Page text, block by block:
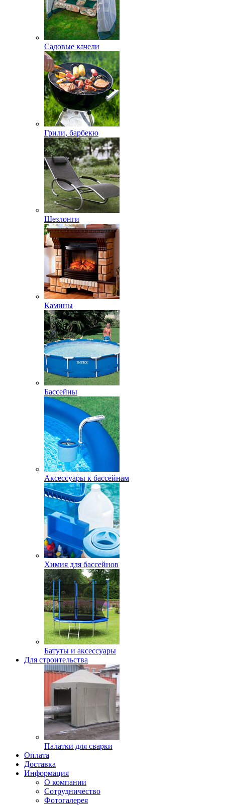
Садовые качели
Грили, барбекю
Шезлонги
Камины
Бассейны
Аксессуары к бассейнам
Химия для бассейнов
Батуты и аксессуары
Для строительства
Палатки для сварки
Оплата
Доставка
Информация
О компании
Сотрудничество
Фотогалерея